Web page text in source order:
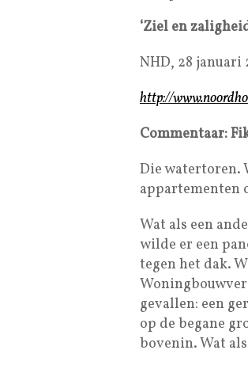
‘Ziel en
NHD, 28 januari
http://
Commentaar:
Die watertoren.
appartementen
Wat als een
wilde er een
tegen het dak.
gevallen: een
op de begane
bovenin. Wat